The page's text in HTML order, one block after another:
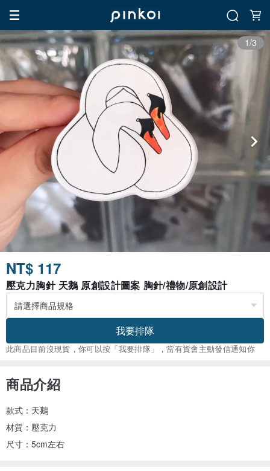
1/3
NT$ 117
壓克力胸針 天鵝 原創設計圖案 胸針/禮物/原創設計
我要排隊
此商品目前沒現貨，你可以按「我要排隊」，當有貨會主動發信通知你
商品介紹
款式：天鵝
材質：壓克力
尺寸：5cm左右